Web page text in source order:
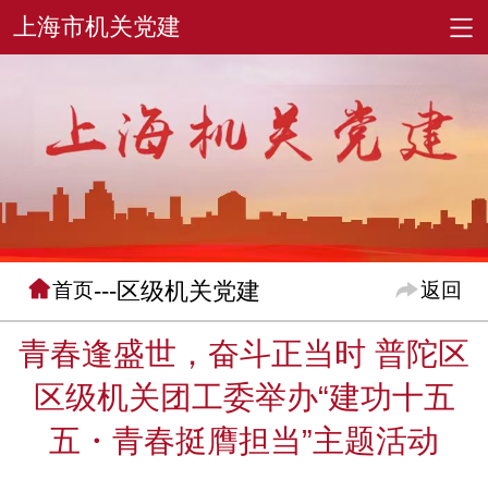
首页---区级机关党建 返回
青春逢盛世，奋斗正当时 普陀区
区级机关团工委举办“建功十五
五・青春挺膺担当”主题活动